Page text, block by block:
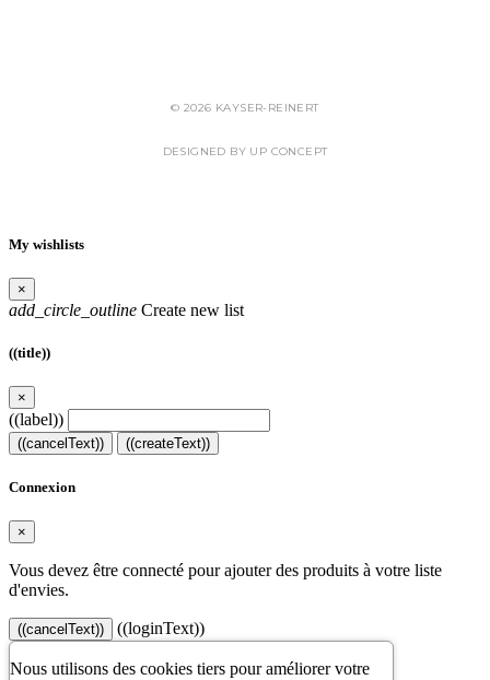
© 2026 KAYSER-REINERT
DESIGNED BY UP CONCEPT
My wishlists
×
add_circle_outline Create new list
((title))
×
((label))
((cancelText)) ((createText))
Connexion
×
Vous devez être connecté pour ajouter des produits à votre liste
d'envies.
((cancelText)) ((loginText))
Nous utilisons des cookies tiers pour améliorer votre